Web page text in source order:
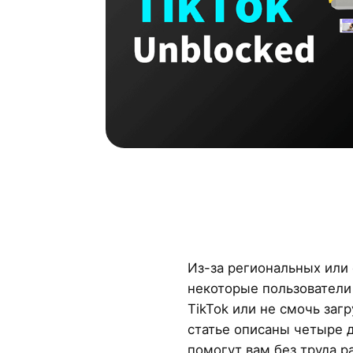
Из-за региональных
некоторые
TikTok или не смочь
статье описаны четыре